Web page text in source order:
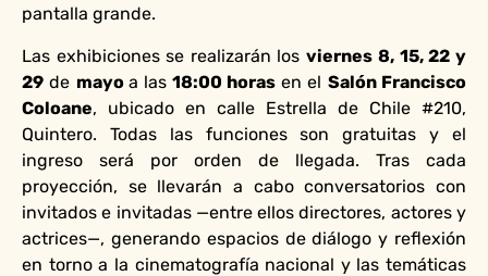
pantalla grande.
Las exhibiciones se realizarán los viernes 8, 15, 22 y
29 de mayo a las 18:00 horasen el Salón Francisco
Coloane, ubicado en calle Estrella de Chile #210,
Quintero. Todas las funciones son gratuitas y el
ingreso será por orden de llegada. Tras cada
proyección, se llevarán a cabo conversatorios con
invitados e invitadas —entre ellos directores, actores y
actrices—, generando espacios de diálogo y reflexión
en torno a la cinematografía nacional y las temáticas